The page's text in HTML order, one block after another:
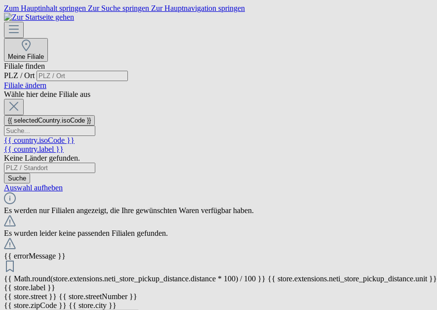
Zum Hauptinhalt springen Zur Suche springen Zur Hauptnavigation springen
Meine Filiale
Filiale finden
PLZ / Ort
Filiale ändern
Wähle hier deine Filiale aus
{{ selectedCountry.isoCode }}
{{ country.isoCode }}
{{ country.label }}
Keine Länder gefunden.
Suche
Auswahl aufheben
Es werden nur Filialen angezeigt, die Ihre gewünschten Waren verfügbar haben.
Es wurden leider keine passenden Filialen gefunden.
{{ errorMessage }}
{{ Math.round(store.extensions.neti_store_pickup_distance.distance * 100) / 100 }} {{ store.extensions.neti_store_pickup_distance.unit }}
{{ store.label }}
{{ store.street }} {{ store.streetNumber }}
{{ store.zipCode }} {{ store.city }}